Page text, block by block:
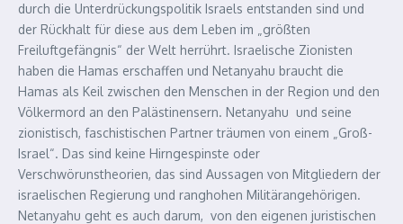
durch die Unterdrückungspolitik Israels entstanden sind und
der Rückhalt für diese aus dem Leben im „größten
Freiluftgefängnis“ der Welt herrührt. Israelische Zionisten
haben die Hamas erschaffen und Netanyahu braucht die
Hamas als Keil zwischen den Menschen in der Region und den
Völkermord an den Palästinensern. Netanyahu und seine
zionistisch, faschistischen Partner träumen von einem „Groß-
Israel“. Das sind keine Hirngespinste oder
Verschwörunstheorien, das sind Aussagen von Mitgliedern der
israelischen Regierung und ranghohen Militärangehörigen.
Netanyahu geht es auch darum, von den eigenen juristischen